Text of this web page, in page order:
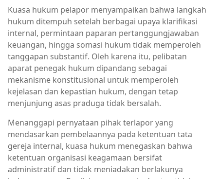
Kuasa hukum pelapor menyampaikan bahwa langkah
hukum ditempuh setelah berbagai upaya klarifikasi
internal, permintaan paparan pertanggungjawaban
keuangan, hingga somasi hukum tidak memperoleh
tanggapan substantif. Oleh karena itu, pelibatan
aparat penegak hukum dipandang sebagai
mekanisme konstitusional untuk memperoleh
kejelasan dan kepastian hukum, dengan tetap
menjunjung asas praduga tidak bersalah.
Menanggapi pernyataan pihak terlapor yang
mendasarkan pembelaannya pada ketentuan tata
gereja internal, kuasa hukum menegaskan bahwa
ketentuan organisasi keagamaan bersifat
administratif dan tidak meniadakan berlakunya